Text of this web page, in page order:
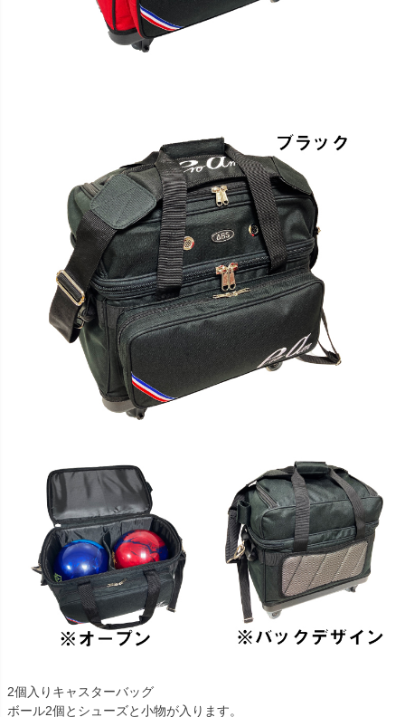
2個入りキャスターバッグ
ボール2個とシューズと小物が入ります。